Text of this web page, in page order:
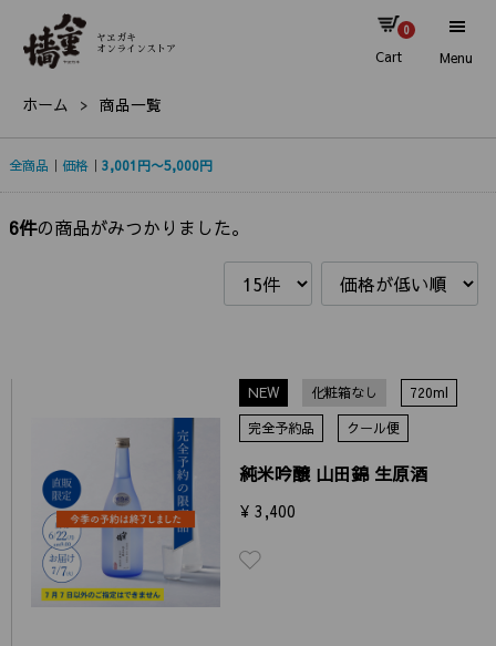
ヤヱガキ
オンラインストア
Cart
0
Menu
ホーム 商品一覧
全商品 価格 3,001円〜5,000円
6件の商品がみつかりました。
NEW 化粧箱なし
720ml
完全予約品
クール便
純米吟醸 山田錦 生原酒
¥ 3,400